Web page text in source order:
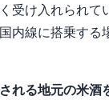
受け入れられて
内線に搭乗する
れる地元の米酒